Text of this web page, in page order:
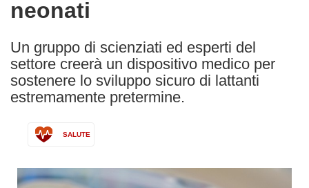
neonati
Un gruppo di scienziati ed esperti del
settore creerà un dispositivo medico per
sostenere lo sviluppo sicuro di lattanti
estremamente pretermine.
SALUTE